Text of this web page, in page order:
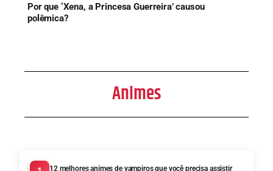
Por que ‘Xena, a Princesa Guerreira’ causou
polêmica?
Animes
12 melhores animes de vampiros que você precisa assistir